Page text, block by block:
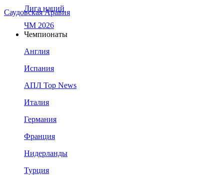
Саудовская Аравия
Лига наций
ЧМ 2026
Чемпионаты
Англия
Испания
АПЛ Top News
Италия
Германия
Франция
Нидерланды
Турция